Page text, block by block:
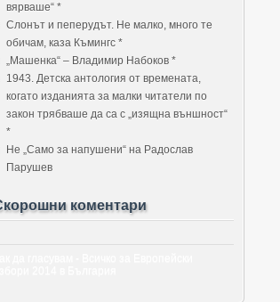
вярваше“ *
Слонът и пеперудът. Не малко, много те
обичам, каза Къмингс *
„Машенка“ – Владимир Набоков *
1943. Детска антология от времената,
когато изданията за малки читатели по
закон трябваше да са с „изящна външност“
*
Не „Само за напушени“ на Радослав
Парушев
коментари